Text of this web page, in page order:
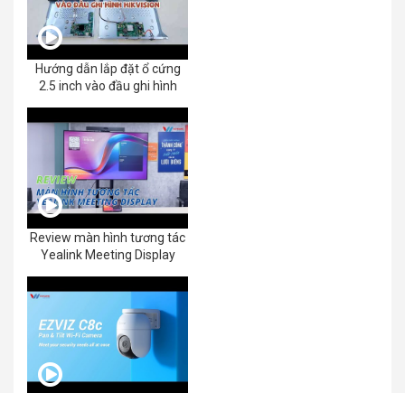
Hướng dẫn lắp đặt ổ cứng
2.5 inch vào đầu ghi hình
Review màn hình tương tác
Yealink Meeting Display